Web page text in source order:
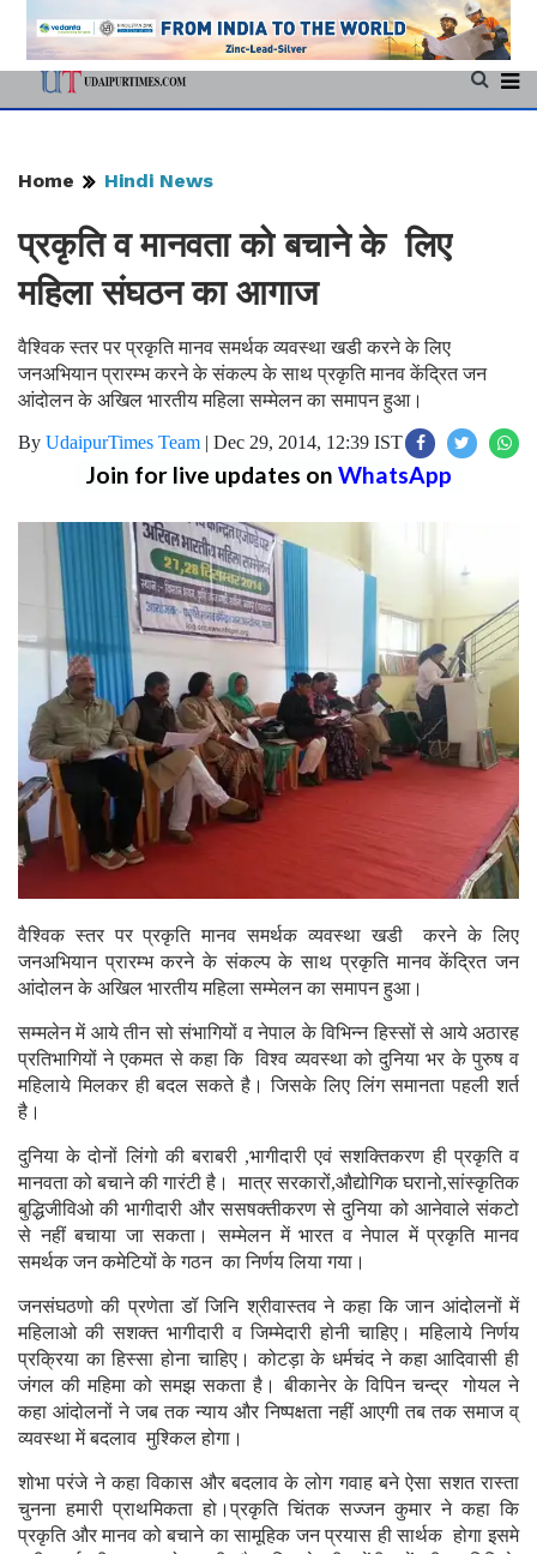
Home Hindi News
प्रकृति व मानवता को बचाने के लिए
महिला संघठन का आगाज
वैश्विक स्तर पर प्रकृति मानव समर्थक व्यवस्था खडी करने के लिए
जनअभियान प्रारम्भ करने के संकल्प के साथ प्रकृति मानव केंद्रित जन
आंदोलन के अखिल भारतीय महिला सम्मेलन का समापन हुआ।
By UdaipurTimes Team | Dec 29, 2014, 12:39 IST
Join for live updates on WhatsApp
वैश्विक स्तर पर प्रकृति मानव समर्थक व्यवस्था खडी करने के लिए
जनअभियान प्रारम्भ करने के संकल्प के साथ प्रकृति मानव केंद्रित जन
आंदोलन के अखिल भारतीय महिला सम्मेलन का समापन हुआ।
सम्मलेन में आये तीन सो संभागियों व नेपाल के विभिन्न हिस्सों से आये अठारह
प्रतिभागियों ने एकमत से कहा कि विश्व व्यवस्था को दुनिया भर के पुरुष व
महिलाये मिलकर ही बदल सकते है। जिसके लिए लिंग समानता पहली शर्त
है।
दुनिया के दोनों लिंगो की बराबरी ,भागीदारी एवं सशक्तिकरण ही प्रकृति व
मानवता को बचाने की गारंटी है। मात्र सरकारों,औद्योगिक घरानो,सांस्कृतिक
बुद्धिजीविओ की भागीदारी और ससषक्तीकरण से दुनिया को आनेवाले संकटो
से नहीं बचाया जा सकता। सम्मेलन में भारत व नेपाल में प्रकृति मानव
समर्थक जन कमेटियों के गठन का निर्णय लिया गया।
जनसंघठणो की प्रणेता डॉ जिनि श्रीवास्तव ने कहा कि जान आंदोलनों में
महिलाओ की सशक्त भागीदारी व जिम्मेदारी होनी चाहिए। महिलाये निर्णय
प्रक्रिया का हिस्सा होना चाहिए। कोटड़ा के धर्मचंद ने कहा आदिवासी ही
जंगल की महिमा को समझ सकता है। बीकानेर के विपिन चन्द्र गोयल ने
कहा आंदोलनों ने जब तक न्याय और निष्पक्षता नहीं आएगी तब तक समाज व्
व्यवस्था में बदलाव मुश्किल होगा।
शोभा परंजे ने कहा विकास और बदलाव के लोग गवाह बने ऐसा सशत रास्ता
चुनना हमारी प्राथमिकता हो।प्रकृति चिंतक सज्जन कुमार ने कहा कि
प्रकृति और मानव को बचाने का सामूहिक जन प्रयास ही सार्थक होगा इसमे